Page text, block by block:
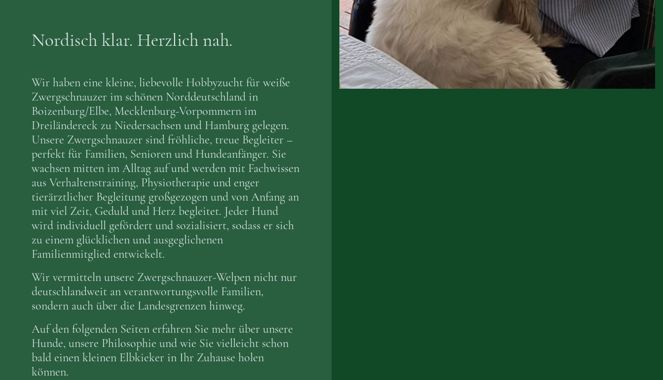
Nordisch klar. Herzlich nah.
Wir haben eine kleine, liebevolle Hobbyzucht für weiße
Zwergschnauzer im schönen Norddeutschland in
Boizenburg/Elbe, Mecklenburg-Vorpommern im
Dreiländereck zu Niedersachsen und Hamburg gelegen.
Unsere Zwergschnauzer sind fröhliche, treue Begleiter –
perfekt für Familien, Senioren und Hundeanfänger. Sie
wachsen mitten im Alltag auf und werden mit Fachwissen
aus Verhaltenstraining, Physiotherapie und enger
tierärztlicher Begleitung großgezogen und von Anfang an
mit viel Zeit, Geduld und Herz begleitet. Jeder Hund
wird individuell gefördert und sozialisiert, sodass er sich
zu einem glücklichen und ausgeglichenen
Familienmitglied entwickelt.
Wir vermitteln unsere Zwergschnauzer-Welpen nicht nur
deutschlandweit an verantwortungsvolle Familien,
sondern auch über die Landesgrenzen hinweg.
Auf den folgenden Seiten erfahren Sie mehr über unsere
Hunde, unsere Philosophie und wie Sie vielleicht schon
bald einen kleinen Elbkieker in Ihr Zuhause holen
können.